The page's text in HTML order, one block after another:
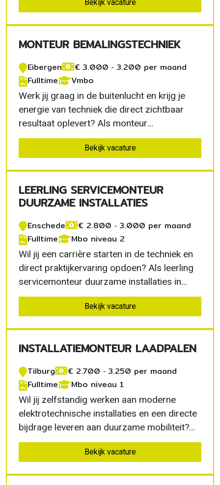
die bouwplaatsen veilig en droog houden. Je
toekomst…
Bekijk vacature
MONTEUR BEMALINGSTECHNIEK
Eibergen
€ 3.000 ‐ 3.200 per maand
Fulltime
Vmbo
Werk jij graag in de buitenlucht en krijg je
energie van techniek die direct zichtbaar
resultaat oplevert? Als monteur
bemalingstechniek in Eibergen werk je aan
tijdelijke grondwaterinstallaties voor
apparatuur en maakt…
Bekijk vacature
LEERLING SERVICEMONTEUR
DUURZAME INSTALLATIES
Enschede
€ 2.800 ‐ 3.000 per maand
Fulltime
Mbo niveau 2
Wil jij een carrière starten in de techniek en
direct praktijkervaring opdoen? Als leerling
servicemonteur duurzame installaties in
Enschede werk je samen met ervaren
monteurs aan moderne
waardevolle technische vaardigheden en
groeit…
Bekijk vacature
INSTALLATIEMONTEUR LAADPALEN
Tilburg
€ 2.700 ‐ 3.250 per maand
Fulltime
Mbo niveau 1
Wil jij zelfstandig werken aan moderne
elektrotechnische installaties en een directe
bijdrage leveren aan duurzame mobiliteit?
Als installatiemonteur laadpalen in Tilburg
realiseer je complete laadoplossingen voor
Bekijk vacature